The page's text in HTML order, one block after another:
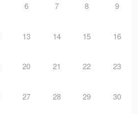
6 7 8 9
13 14 15 16
20 21 22 23
27 28 29 30